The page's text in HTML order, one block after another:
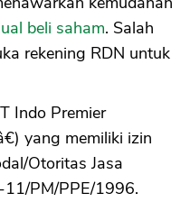
beli saham. Salah
rekening RDN untuk
Indo Premier
yang memiliki izin
Otoritas Jasa
11/PM/PPE/1996.